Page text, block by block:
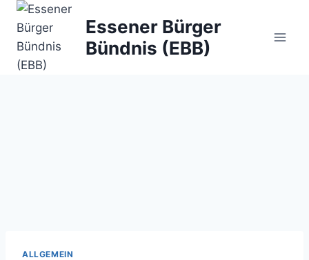
Zum
Inhalt
springen
Essener Bürger
Bündnis (EBB)
ALLGEMEIN